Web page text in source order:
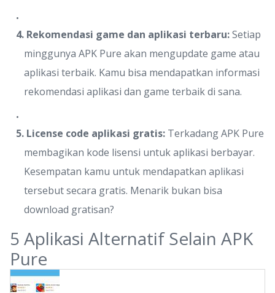
4. Rekomendasi game dan aplikasi terbaru:Setiap
minggunya APK Pure akan mengupdate game atau
aplikasi terbaik. Kamu bisa mendapatkan informasi
rekomendasi aplikasi dan game terbaik di sana.
5. License code aplikasi gratis: Terkadang APK Pure
membagikan kode lisensi untuk aplikasi berbayar.
Kesempatan kamu untuk mendapatkan aplikasi
tersebut secara gratis. Menarik bukan bisa
download gratisan?
5 Aplikasi Alternatif Selain APK
Pure